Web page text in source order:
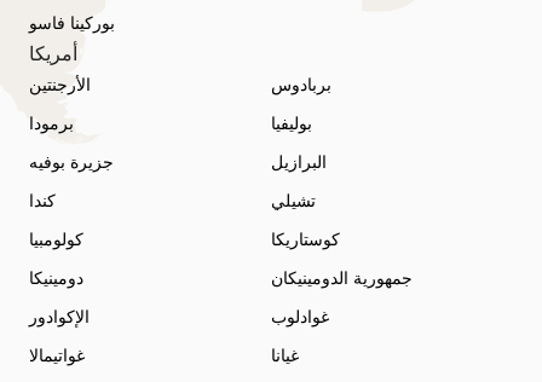
بوركينا فاسو
أمريكا
الأرجنتين
بربادوس
برمودا
بوليفيا
جزيرة بوفيه
البرازيل
كندا
تشيلي
كولومبيا
كوستاريكا
دومينيكا
جمهورية الدومينيكان
الإكوادور
غوادلوب
غواتيمالا
غيانا